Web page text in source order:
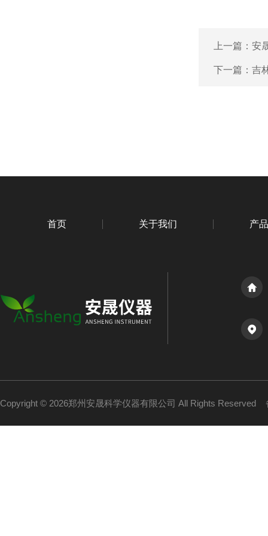
上一篇： 安
下一篇： 吉
首页 关于我们 产
Copyright © 2026郑州安晟科学仪器有限公司 All Rights Reserved